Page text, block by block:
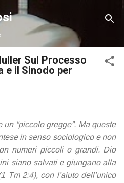
principali
Sul Processo
e il Sinodo per
“piccolo gregge”. Ma queste
in senso sociologico e non
numeri piccoli o grandi. Dio
siano salvati e giungano alla
Tm 2:4), con l’aiuto dell’unico